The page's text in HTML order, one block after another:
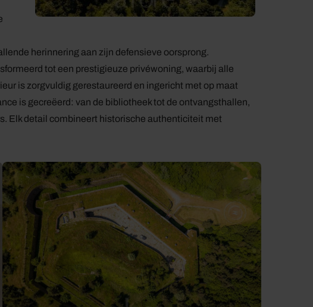
herinnering aan zijn defensieve oorsprong.
tot een prestigieuze privéwoning, waarbij alle
is zorgvuldig gerestaureerd en ingericht met op maat
is gecreëerd: van de bibliotheek tot de ontvangsthallen,
Elk detail combineert historische authenticiteit met